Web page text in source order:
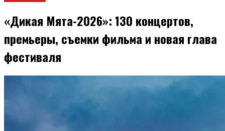
«Дикая Мята-2026»: 130 концертов,
премьеры, съемки фильма и новая глава
фестиваля